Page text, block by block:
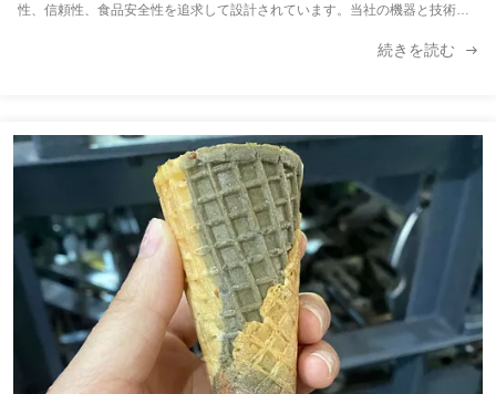
性、信頼性、食品安全性を追求して設計されています。当社の機器と技術に
続きを読む